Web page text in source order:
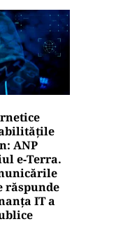
ANP
e‑Terra.
răspunde
IT a